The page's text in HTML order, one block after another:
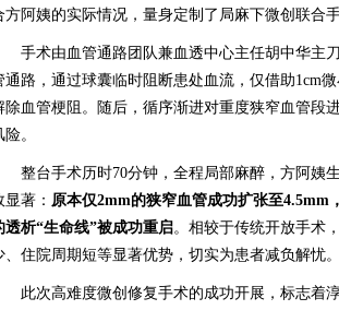
方阿姨的实际情况，量身定制了局麻下微创联合
手术由血管通路团队兼血透中心主任胡中华主
通路，通过球囊临时阻断患处血流，仅借助1cm
除血管梗阻。随后，循序渐进对重度狭窄血管段
险。
整台手术历时70分钟，全程局部麻醉，方阿姨
显著： 原本仅2mm的狭窄血管成功扩张至
透析“生命线”被成功重启。相较于传统开放手术
、住院周期短等显著优势，切实为患者减负解忧。
此次高难度微创修复手术的成功开展，标志着